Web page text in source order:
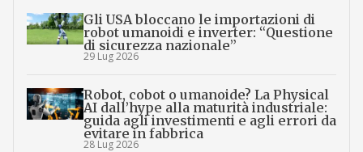
Gli USA bloccano le importazioni di
robot umanoidi e inverter: “Questione
di sicurezza nazionale”
29 Lug 2026
Robot, cobot o umanoide? La Physical
AI dall’hype alla maturità industriale:
guida agli investimenti e agli errori da
evitare in fabbrica
28 Lug 2026